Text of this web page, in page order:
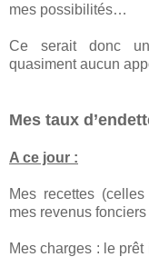
mes possibilités…
Ce serait donc
quasiment aucun
Mes taux
A ce jour :
Mes recettes
mes revenus
Mes charges : le